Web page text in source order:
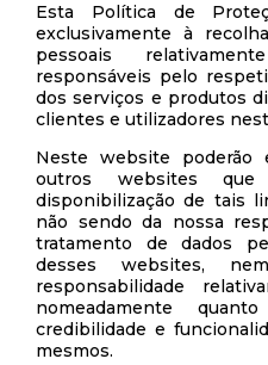
Esta Política de
exclusivamente à
pessoais
responsáveis pelo
dos serviços e produtos
clientes e utilizadores
Neste website
outros websites
disponibilização de tais
não sendo da nossa
tratamento de dados
desses websites,
responsabilidade
nomeadamente
credibilidade e
mesmos.